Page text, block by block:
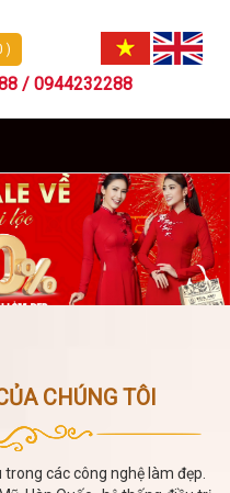
)
/ 0944232288
CHÚNG TÔI
các công nghệ làm đẹp.